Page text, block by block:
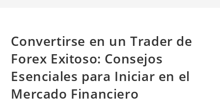
Convertirse en un Trader de
Forex Exitoso: Consejos
Esenciales para Iniciar en el
Mercado Financiero